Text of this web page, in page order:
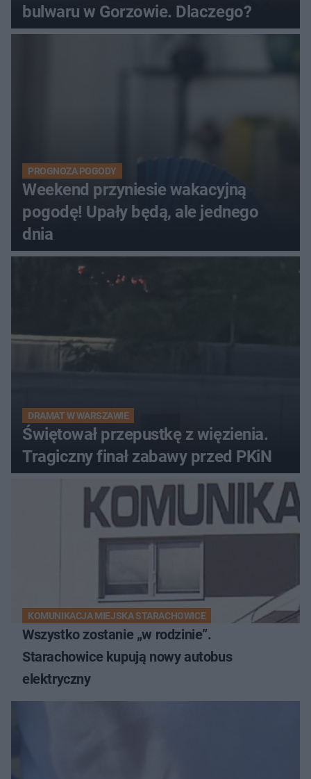
bulwaru w Gorzowie. Dlaczego?
PROGNOZA POGODY
Weekend przyniesie wakacyjną
pogodę! Upały będą, ale jednego
dnia
DRAMAT W WARSZAWIE
Świętował przepustkę z więzienia.
Tragiczny finał zabawy przed PKiN
KOMUNIKACJA MIEJSKA STARACHOWICE
Wszystko zostanie „w rodzinie”.
Starachowice kupują nowy autobus
elektryczny